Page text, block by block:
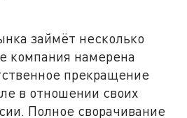
займёт несколько
компания намерена
прекращение
в отношении своих
Полное сворачивание